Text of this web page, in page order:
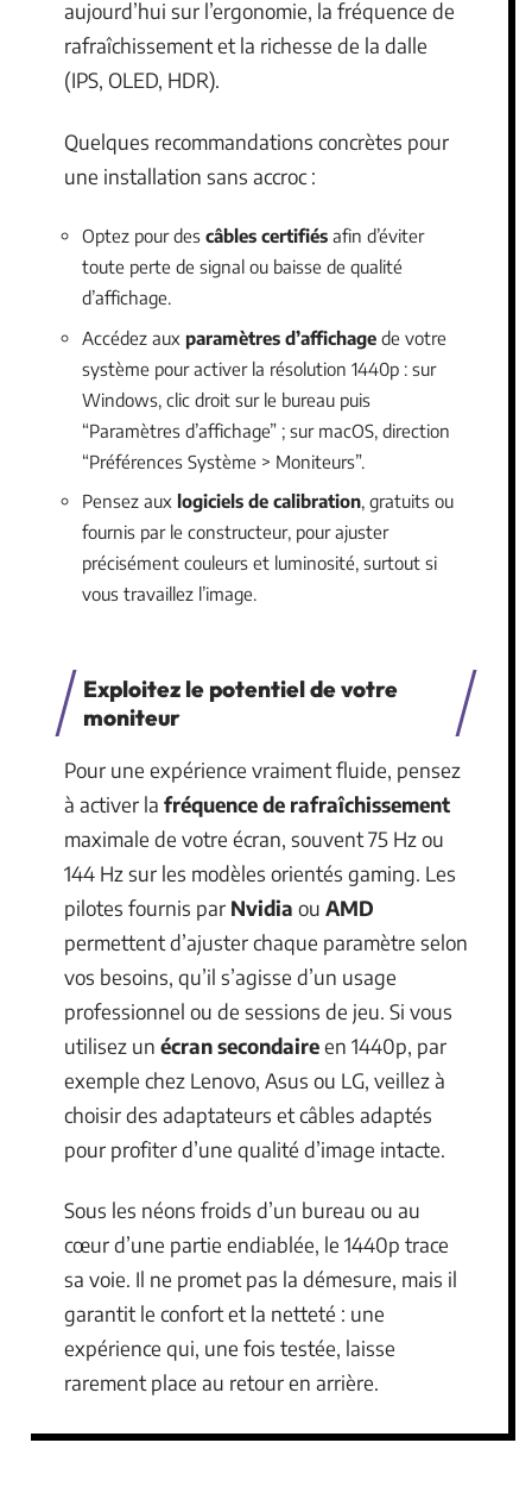
aujourd’hui sur l’ergonomie, la fréquence de
rafraîchissement et la richesse de la dalle
(IPS, OLED, HDR).
Quelques recommandations concrètes pour
une installation sans accroc :
Optez pour des câbles certifiés afin d’éviter
toute perte de signal ou baisse de qualité
d’affichage.
Accédez aux paramètres d’affichage de votre
système pour activer la résolution 1440p : sur
Windows, clic droit sur le bureau puis
“Paramètres d’affichage” ; sur macOS, direction
“Préférences Système > Moniteurs”.
Pensez aux logiciels de calibration, gratuits ou
fournis par le constructeur, pour ajuster
précisément couleurs et luminosité, surtout si
vous travaillez l’image.
Exploitez le potentiel de votre
moniteur
Pour une expérience vraiment fluide, pensez
à activer la fréquence de rafraîchissement
maximale de votre écran, souvent 75 Hz ou
144 Hz sur les modèles orientés gaming. Les
pilotes fournis par Nvidia ou AMD
permettent d’ajuster chaque paramètre selon
vos besoins, qu’il s’agisse d’un usage
professionnel ou de sessions de jeu. Si vous
utilisez un écran secondaireen 1440p, par
exemple chez Lenovo, Asus ou LG, veillez à
choisir des adaptateurs et câbles adaptés
pour profiter d’une qualité d’image intacte.
Sous les néons froids d’un bureau ou au
cœur d’une partie endiablée, le 1440p trace
sa voie. Il ne promet pas la démesure, mais il
garantit le confort et la netteté : une
expérience qui, une fois testée, laisse
rarement place au retour en arrière.